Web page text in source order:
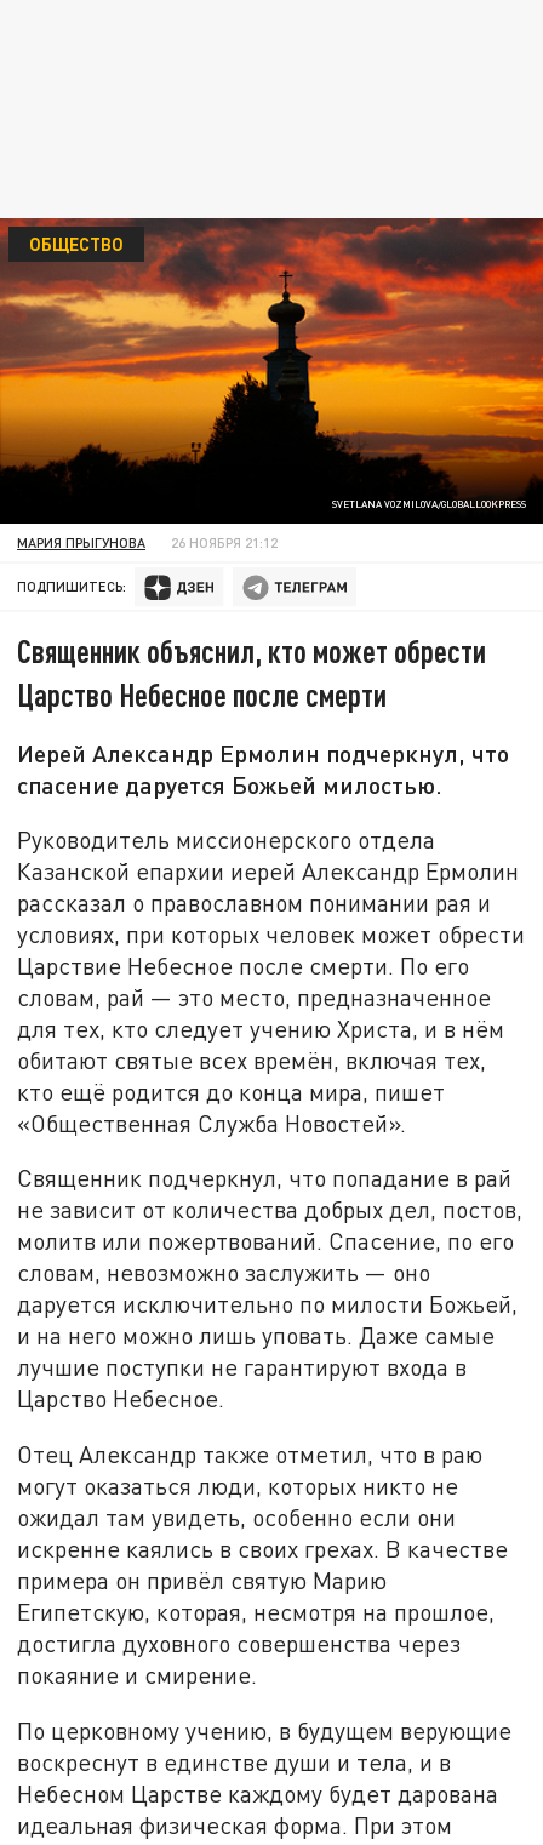
SVETLANA VOZMILOVA/GLOBALLOOKPRESS
ОБЩЕСТВО
МАРИЯ ПРЫГУНОВА 26 НОЯБРЯ 21:12
ПОДПИШИТЕСЬ:
Священник объяснил, кто может обрести
Царство Небесное после смерти
Иерей Александр Ермолин подчеркнул, что
спасение даруется Божьей милостью.
Руководитель миссионерского отдела
Казанской епархии иерей Александр Ермолин
рассказал о православном понимании рая и
условиях, при которых человек может обрести
Царствие Небесное после смерти. По его
словам, рай — это место, предназначенное
для тех, кто следует учению Христа, и в нём
обитают святые всех времён, включая тех,
кто ещё родится до конца мира, пишет
«Общественная Служба Новостей».
Священник подчеркнул, что попадание в рай
не зависит от количества добрых дел, постов,
молитв или пожертвований. Спасение, по его
словам, невозможно заслужить — оно
даруется исключительно по милости Божьей,
и на него можно лишь уповать. Даже самые
лучшие поступки не гарантируют входа в
Царство Небесное.
Отец Александр также отметил, что в раю
могут оказаться люди, которых никто не
ожидал там увидеть, особенно если они
искренне каялись в своих грехах. В качестве
примера он привёл святую Марию
Египетскую, которая, несмотря на прошлое,
достигла духовного совершенства через
покаяние и смирение.
По церковному учению, в будущем верующие
воскреснут в единстве души и тела, и в
Небесном Царстве каждому будет дарована
идеальная физическая форма. При этом